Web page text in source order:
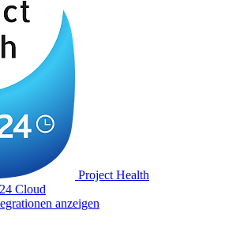
Project Health
Cloud
anzeigen